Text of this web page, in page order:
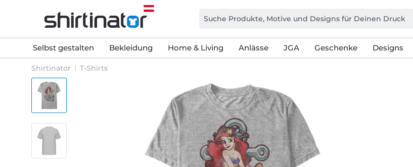
Selbst gestalten Bekleidung Home & Living Anlässe JGA Geschenke Designs
Shirtinator T-Shirts